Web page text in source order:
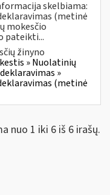
skelbiama:
(metinė
mokesčio
pateikti...
žinyno
» Nuolatinių
»
(metinė
nuo 1 iki 6 iš 6 irašų.